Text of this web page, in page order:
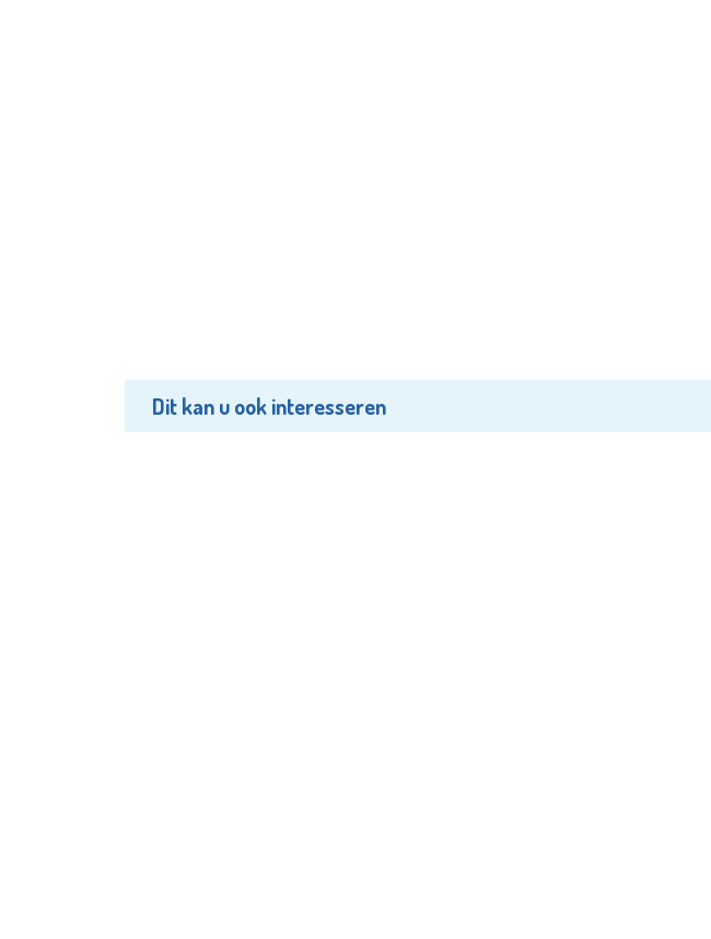
Dit kan u ook interesseren